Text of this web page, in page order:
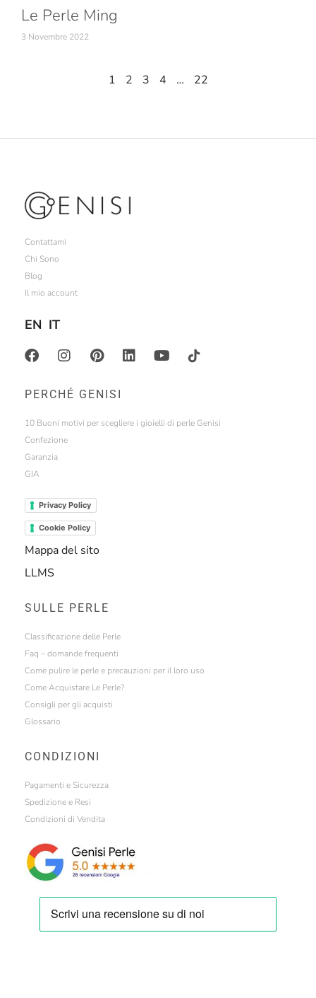
Le Perle Ming
3 Novembre 2022
1 2 3 4 … 22
Contattami
Chi Sono
Blog
Il mio account
EN IT
PERCHÉ GENISI
10 Buoni motivi per scegliere i gioielli di perle Genisi
Confezione
Garanzia
GIA
Privacy Policy
Cookie Policy
Mappa del sito
LLMS
SULLE PERLE
Classificazione delle Perle
Faq – domande frequenti
Come pulire le perle e precauzioni per il loro uso
Come Acquistare Le Perle?
Consigli per gli acquisti
Glossario
CONDIZIONI
Pagamenti e Sicurezza
Spedizione e Resi
Condizioni di Vendita